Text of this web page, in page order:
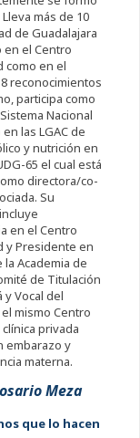
más de 10
de Guadalajara
en el Centro
como en el
reconocimientos
participa como
Nacional
las LGAC de
y nutrición en
65 el cual está
directora/co-
Su
en el Centro
y Presidente en
Academia de
de Titulación
Vocal del
mismo Centro
privada
embarazo y
materna.
Meza
que lo hacen